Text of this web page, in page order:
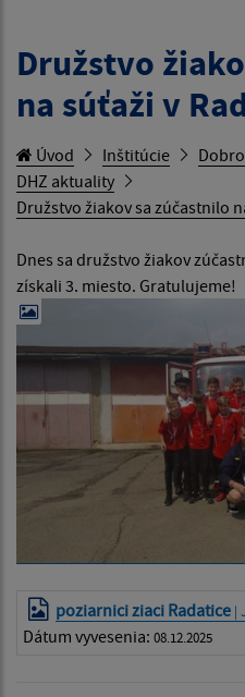
Družstvo
na súťaži v
Úvod Inštitúcie
DHZ aktuality
Družstvo žiakov sa zúčastnilo
Dnes sa družstvo žiakov
získali 3. miesto. Gratulujeme!
poziarnici ziaci Radatice |
Dátum vyvesenia: 08.12.2025